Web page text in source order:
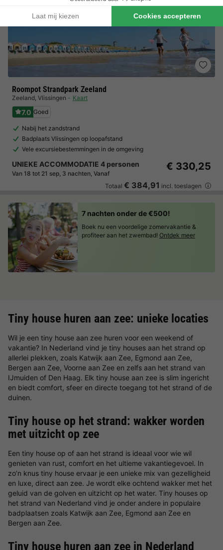
Roompot Strandpark Zeeland
Zeeland, Vlissingen Kaart
7.0 Goed
Nabij het zandstrand
Badplaats Vlissingen op loopafstand
Vele excursiebestemmingen in de omgeving
UNIEKE ACCOMMODATIE 4 personen
Van 18 tot 21 sep, 3 nachten, Vanaf
€ 330,25
Totaal € 384,91 incl. toeslagen
7 nachten onder de €500!
Boek nu een voordelige zomervakantie &
profiteer aan het zwembad! Ontdek meer
Tiny house huren aan zee: unieke locaties
Wil je een tiny house aan zee huren voor een weekend of
vakantie? In Nederland vind je tiny houses aan het strand op
allerlei plekken, zoals Katwijk aan Zee, Egmond aan Zee,
Bergen aan Zee, Voorne aan Zee en zelfs aan het strand van
IJmuiden of Den Haag. Elk tiny house aan zee is slim ingericht
en biedt comfort, sfeer en directe toegang tot het strand of de
duinen.
Tiny house op het strand: wakker worden
met uitzicht op zee
Een tiny house op of aan het strand is ideaal voor wie wil
genieten van rust, comfort en het ultieme vakantiegevoel. In
zo’n knus tiny house ervaar je een unieke mix van gezelligheid
en luxe, direct aan zee. Je wordt elke ochtend wakker met het
geluid van de golven en uitzicht op het water. Tiny houses op
het strand van Nederland vind je onder andere in populaire
badplaatsen zoals Katwijk aan Zee, Egmond aan Zee en
Bergen aan Zee.
Tiny house huren aan zee in Nederland